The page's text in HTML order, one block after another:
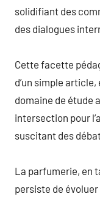
solidifiant des
des dialogues
Cette facette
d’un simple
domaine de étude
intersection pour
suscitant des
La parfumerie, en
persiste de